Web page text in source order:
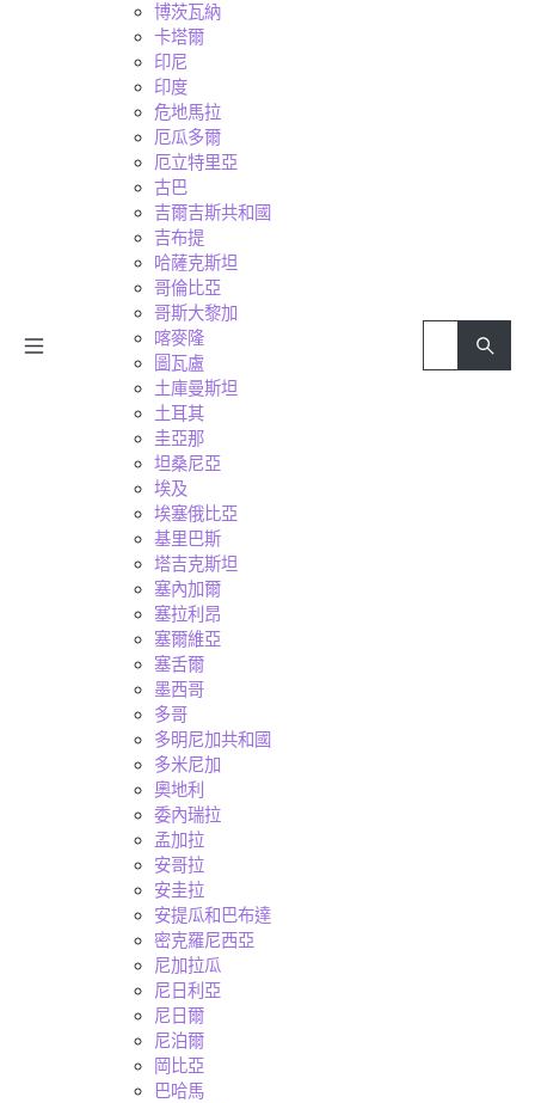
博茨瓦納
卡塔爾
印尼
印度
危地馬拉
厄瓜多爾
厄立特里亞
古巴
吉爾吉斯共和國
吉布提
哈薩克斯坦
哥倫比亞
哥斯大黎加
喀麥隆
圖瓦盧
土庫曼斯坦
土耳其
圭亞那
坦桑尼亞
埃及
埃塞俄比亞
基里巴斯
塔吉克斯坦
塞內加爾
塞拉利昂
塞爾維亞
塞舌爾
墨西哥
多哥
多明尼加共和國
多米尼加
奧地利
委內瑞拉
孟加拉
安哥拉
安圭拉
安提瓜和巴布達
密克羅尼西亞
尼加拉瓜
尼日利亞
尼日爾
尼泊爾
岡比亞
巴哈馬